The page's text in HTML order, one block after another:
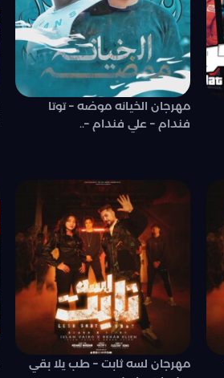
مهرجان الخيانه موضه – توتا
فندام – علي فندام –..
مهرجان لسه ثابت – طب يلا بقي